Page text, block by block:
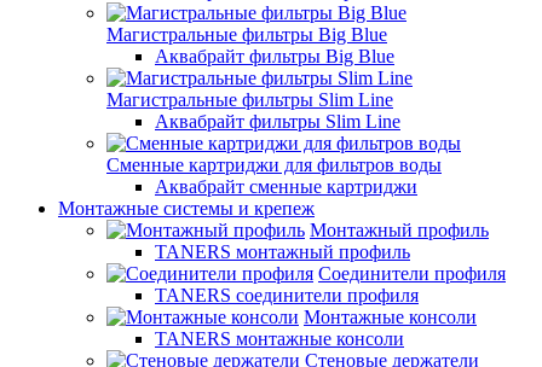
Магистральные фильтры Big Blue
Аквабрайт фильтры Big Blue
Магистральные фильтры Slim Line
Аквабрайт фильтры Slim Line
Сменные картриджи для фильтров воды
Аквабрайт сменные картриджи
Монтажные системы и крепеж
Монтажный профиль
TANERS монтажный профиль
Соединители профиля
TANERS соединители профиля
Монтажные консоли
TANERS монтажные консоли
Стеновые держатели